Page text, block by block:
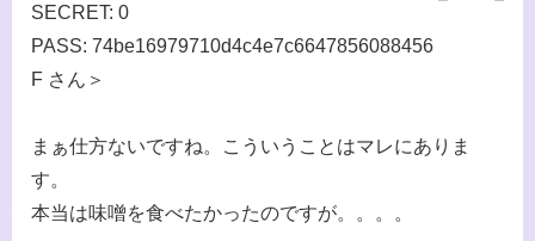
SECRET: 0
PASS: 74be16979710d4c4e7c6647856088456
F さん＞
まぁ仕方ないですね。こういうことはマレにありま
す。
本当は味噌を食べたかったのですが。。。。